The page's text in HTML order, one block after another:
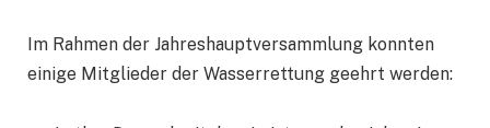
Im Rahmen der Jahreshauptversammlung konnten
einige Mitglieder der Wasserrettung geehrt werden: